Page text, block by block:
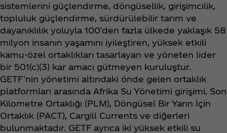
sistemlerini güçlendirme, döngüsellik, girişimcilik,
topluluk güçlendirme, sürdürülebilir tarım ve
dayanıklılık yoluyla 100'den fazla ülkede yaklaşık 58
milyon insanın yaşamını iyileştiren, yüksek etkili
kamu-özel ortaklıkları tasarlayan ve yöneten lider
bir 501(c)(3) kar amacı gütmeyen kuruluştur.
GETF'nin yönetimi altındaki önde gelen ortaklık
platformları arasında Afrika Su Yönetimi girişimi, Son
Kilometre Ortaklığı (PLM), Döngüsel Bir Yarın İçin
Ortaklık (PACT), Cargill Currents ve diğerleri
bulunmaktadır. GETF ayrıca iki yüksek etkili su